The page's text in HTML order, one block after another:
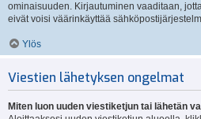
ominaisuuden. Kirjautuminen vaaditaan,
eivät voisi väärinkäyttää
Ylös
Viestien lähetyksen ongelmat
Miten luon uuden viestiketjun tai lähetän